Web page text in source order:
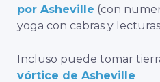
por Asheville (con
yoga con cabras y
Incluso puede tomar
vórtice de Asheville